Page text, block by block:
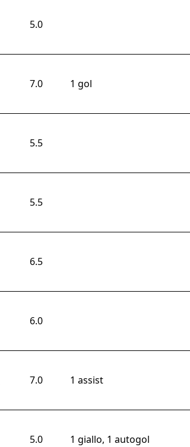
5.0
7.0 1 gol
5.5
5.5
6.5
6.0
7.0 1 assist
5.0 1 giallo, 1 autogol